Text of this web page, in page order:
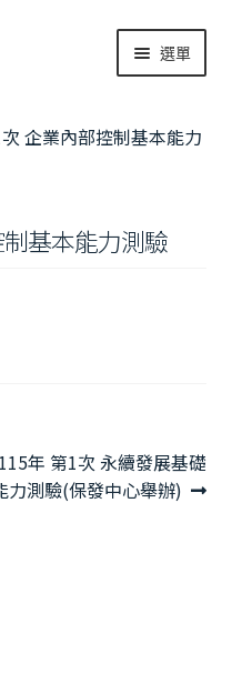
選單
開
企業內部控制基本能力
基本能力測驗
下
115年 第1次 永續發展基礎
力測驗(保發中心舉辦)